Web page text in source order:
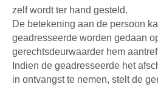
zelf wordt ter hand gesteld.
De betekening aan de persoon
geadresseerde worden gedaan
gerechtsdeurwaarder hem
Indien de geadresseerde het
in ontvangst te nemen, stelt de